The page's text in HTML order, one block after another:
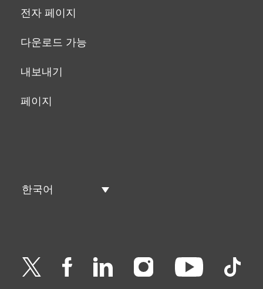
전자 페이지
다운로드 가능
내보내기
페이지
한국어